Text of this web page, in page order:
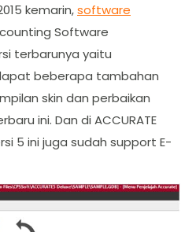
kemarin,software
Software
terbarunya yaitu
beberapa tambahan
skin dan perbaikan
ini. Dan di ACCURATE
5 ini juga sudah support E-